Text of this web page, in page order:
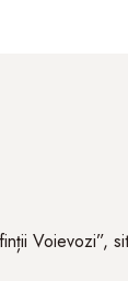
Voievozi”,